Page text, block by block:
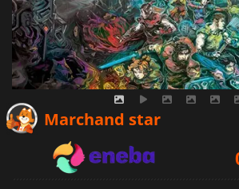
Marchand star